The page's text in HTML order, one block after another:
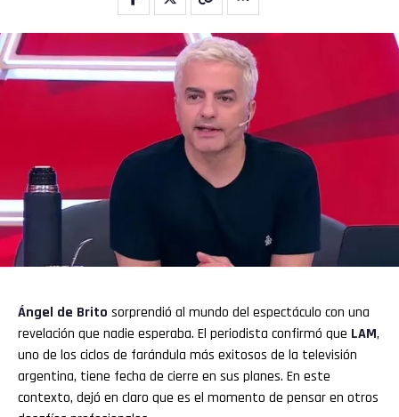
Ángel de Brito sorprendió al mundo del espectáculo con una
revelación que nadie esperaba. El periodista confirmó que LAM,
uno de los ciclos de farándula más exitosos de la televisión
argentina, tiene fecha de cierre en sus planes. En este
contexto, dejó en claro que es el momento de pensar en otros